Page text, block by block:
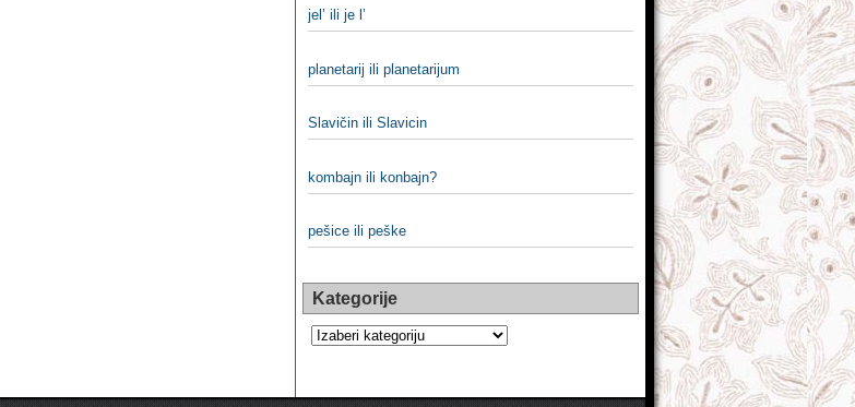
jel’ ili je l’
planetarij ili planetarijum
Slavičin ili Slavicin
kombajn ili konbajn?
pešice ili peške
Kategorije
Kategorije